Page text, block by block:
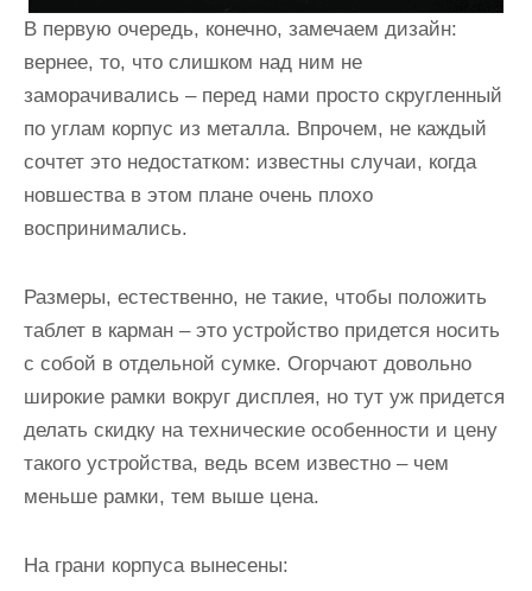
В первую очередь, конечно, замечаем дизайн:
вернее, то, что слишком над ним не
заморачивались – перед нами просто скругленный
по углам корпус из металла. Впрочем, не каждый
сочтет это недостатком: известны случаи, когда
новшества в этом плане очень плохо
воспринимались.
Размеры, естественно, не такие, чтобы положить
таблет в карман – это устройство придется носить
с собой в отдельной сумке. Огорчают довольно
широкие рамки вокруг дисплея, но тут уж придется
делать скидку на технические особенности и цену
такого устройства, ведь всем известно – чем
меньше рамки, тем выше цена.
На грани корпуса вынесены: